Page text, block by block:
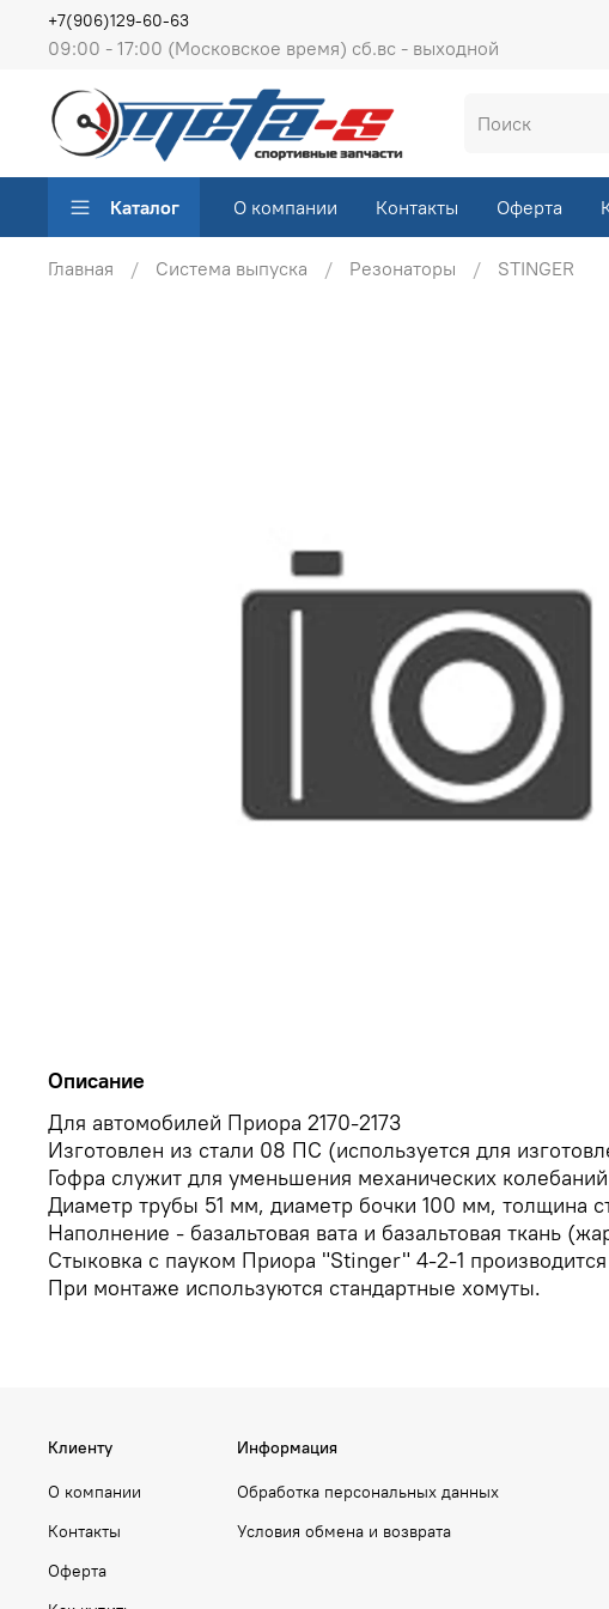
09:00 - 17:00 (Московское время) сб.вс - выходной
+7(906)129-60-63
Каталог О компании Контакты Оферта
Главная Система выпуска Резонаторы STINGER
Описание
Для автомобилей Приора 2170-2173
Изготовлен из стали 08 ПС (используется для
Гофра служит для уменьшения механических
Диаметр трубы 51 мм, диаметр бочки 100 мм, толщина
Наполнение - базальтовая вата и базальтовая ткань
Стыковка с пауком Приора "Stinger" 4-2-1
При монтаже используются стандартные хомуты.
Клиенту
О компании
Контакты
Оферта
Информация
Обработка персональных данных
Условия обмена и возврата